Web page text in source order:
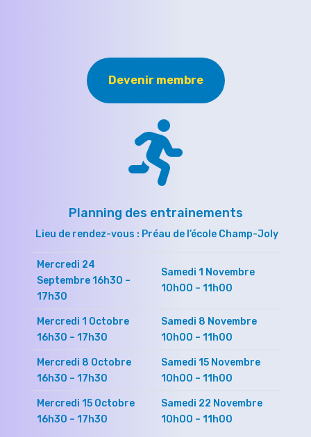
Devenir membre

Planning des entrainements
Lieu de rendez-vous : Préau de l’école Champ-Joly
Mercredi 24
Septembre 16h30 –
17h30
Samedi 1 Novembre
10h00 – 11h00
Mercredi 1 Octobre
16h30 – 17h30
Samedi 8 Novembre
10h00 – 11h00
Mercredi 8 Octobre
16h30 – 17h30
Samedi 15 Novembre
10h00 – 11h00
Mercredi 15 Octobre
16h30 – 17h30
Samedi 22 Novembre
10h00 – 11h00